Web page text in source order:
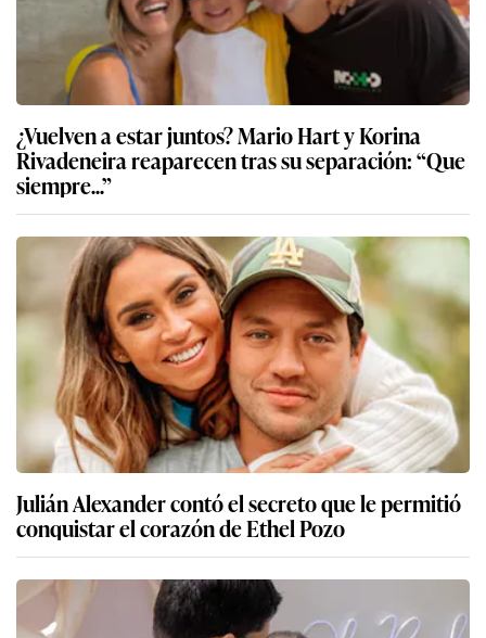
¿Vuelven a estar juntos? Mario Hart y Korina
Rivadeneira reaparecen tras su separación: “Que
siempre...”
Julián Alexander contó el secreto que le permitió
conquistar el corazón de Ethel Pozo